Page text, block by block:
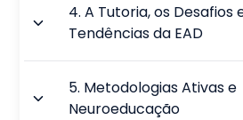
4.A Tutoria, os Desafios
Tendências da EAD
5. Metodologias Ativas e
Neuroeducação